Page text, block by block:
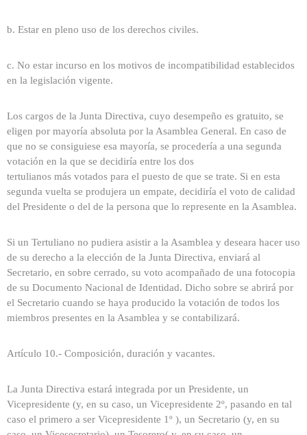
b. Estar en pleno uso de los derechos civiles.
c. No estar incurso en los motivos de incompatibilidad establecidos
en la legislación vigente.
Los cargos de la Junta Directiva, cuyo desempeño es gratuito, se
eligen por mayoría absoluta por la Asamblea General. En caso de
que no se consiguiese esa mayoría, se procedería a una segunda
votación en la que se decidiría entre los dos
tertulianos más votados para el puesto de que se trate. Si en esta
segunda vuelta se produjera un empate, decidiría el voto de calidad
del Presidente o del de la persona que lo represente en la Asamblea.
Si un Tertuliano no pudiera asistir a la Asamblea y deseara hacer uso
de su derecho a la elección de la Junta Directiva, enviará al
Secretario, en sobre cerrado, su voto acompañado de una fotocopia
de su Documento Nacional de Identidad. Dicho sobre se abrirá por
el Secretario cuando se haya producido la votación de todos los
miembros presentes en la Asamblea y se contabilizará.
Artículo 10.- Composición, duración y vacantes.
La Junta Directiva estará integrada por un Presidente, un
Vicepresidente (y, en su caso, un Vicepresidente 2º, pasando en tal
caso el primero a ser Vicepresidente 1º ), un Secretario (y, en su